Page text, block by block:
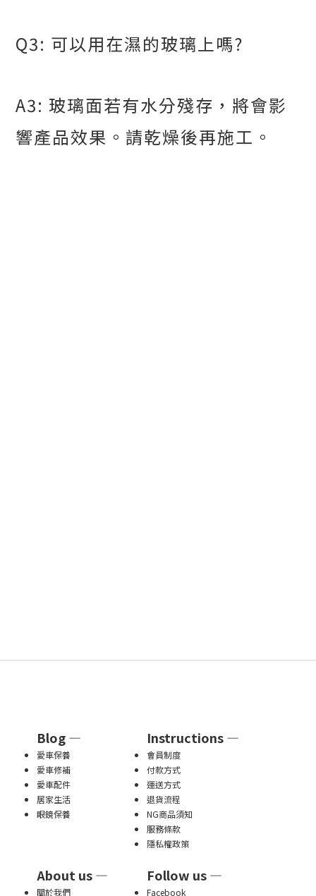
Q3: 可以用在濕的玻璃上嗎?
A3: 玻璃面若有水分殘存，將會影
響產品效果。請乾燥後再施工。
Blog — Instructions —
愛車保養
會員制度
愛車修補
付款方式
愛車配件
運送方式
居家生活
退貨流程
眼鏡保養
NG商品須知
服務條款
隱私權政策
About us — Follow us —
關於我們 Facebook